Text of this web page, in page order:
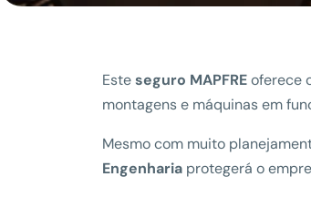
Esteseguro MAPFREoferece
montagens e máquinas em
Mesmo com muito
Engenharia protegerá o